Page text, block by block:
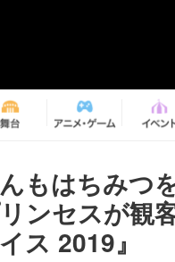
もはちみつ
ンセスが観
ス 2019』